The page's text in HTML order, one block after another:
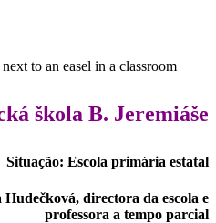
škola B. Jeremiáše
Situação: Escola primária estatal
directora da escola e
professora a tempo parcial